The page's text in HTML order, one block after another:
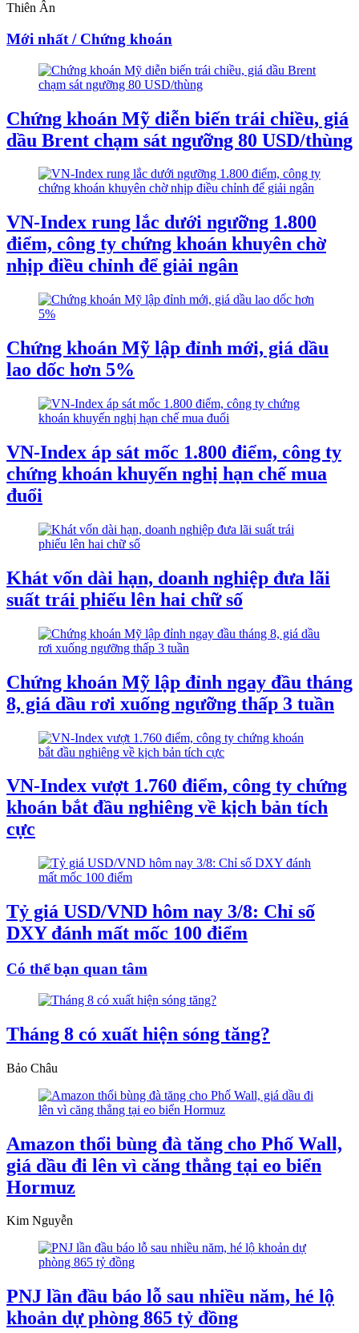
Thiên Ân
Mới nhất / Chứng khoán
Chứng khoán Mỹ diễn biến trái chiều, giá
dầu Brent chạm sát ngưỡng 80 USD/thùng
VN-Index rung lắc dưới ngưỡng 1.800
điểm, công ty chứng khoán khuyên chờ
nhịp điều chỉnh để giải ngân
Chứng khoán Mỹ lập đỉnh mới, giá dầu
lao dốc hơn 5%
VN-Index áp sát mốc 1.800 điểm, công ty
chứng khoán khuyến nghị hạn chế mua
đuổi
Khát vốn dài hạn, doanh nghiệp đưa lãi
suất trái phiếu lên hai chữ số
Chứng khoán Mỹ lập đỉnh ngay đầu tháng
8, giá dầu rơi xuống ngưỡng thấp 3 tuần
VN-Index vượt 1.760 điểm, công ty chứng
khoán bắt đầu nghiêng về kịch bản tích
cực
Tỷ giá USD/VND hôm nay 3/8: Chỉ số
DXY đánh mất mốc 100 điểm
Có thể bạn quan tâm
Tháng 8 có xuất hiện sóng tăng?
Bảo Châu
Amazon thổi bùng đà tăng cho Phố Wall,
giá dầu đi lên vì căng thẳng tại eo biển
Hormuz
Kim Nguyễn
PNJ lần đầu báo lỗ sau nhiều năm, hé lộ
khoản dự phòng 865 tỷ đồng